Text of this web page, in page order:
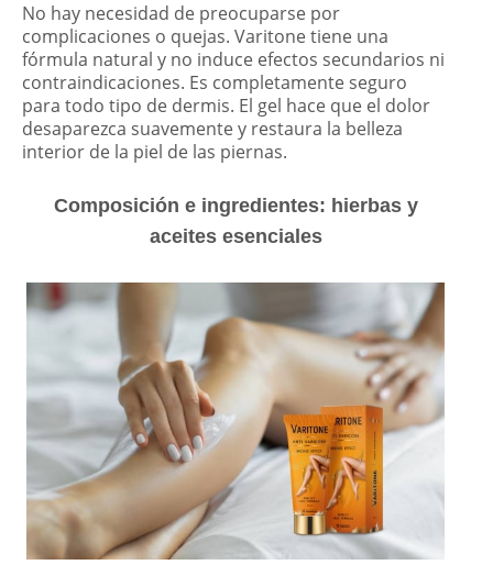
No hay necesidad de preocuparse por
complicaciones o quejas. Varitone tiene una
fórmula natural y no induce efectos secundarios ni
contraindicaciones. Es completamente seguro
para todo tipo de dermis. El gel hace que el dolor
desaparezca suavemente y restaura la belleza
interior de la piel de las piernas.
Composición e ingredientes: hierbas y
aceites esenciales